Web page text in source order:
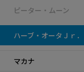
ピーター・ムーン
ハーブ・オータＪｒ．
マカナ